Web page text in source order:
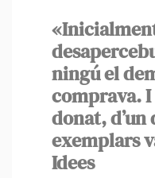
ningú el
comprava.
donat, d’un
exemplars
Idees